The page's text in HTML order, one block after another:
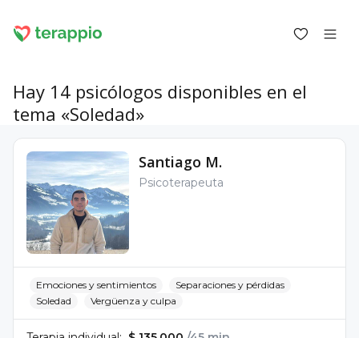
Iniciar sesión como psicólogo
Servicios
Blog
Foro
Para los psicólogos
Sobre terappio
Preguntas y respuestas
Hay 14 psicólogos disponibles en el
tema «Soledad»
Santiago M.
Psicoterapeuta
Emociones y sentimientos
Separaciones y pérdidas
Soledad
Vergüenza y culpa